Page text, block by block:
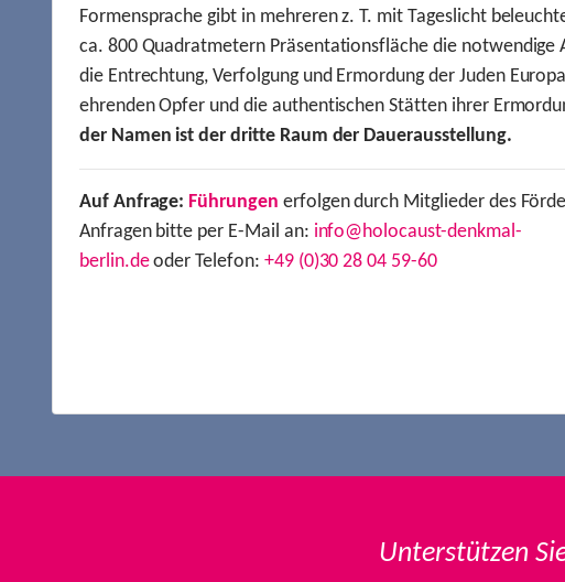
Formensprache gibt in mehreren z. T. mit Tageslicht
ca. 800 Quadratmetern Präsentationsfläche die notwendige
die Entrechtung, Verfolgung und Ermordung der Juden
ehrenden Opfer und die authentischen Stätten ihrer
der Namen ist der dritte Raum der Dauerausstellung.
Auf Anfrage: Führungen erfolgen durch Mitglieder des
Anfragen bitte per E-Mail an: info@holocaust-denkmal-
berlin.deoder Telefon: +49 (0)30 28 04 59-60
Unterstützen